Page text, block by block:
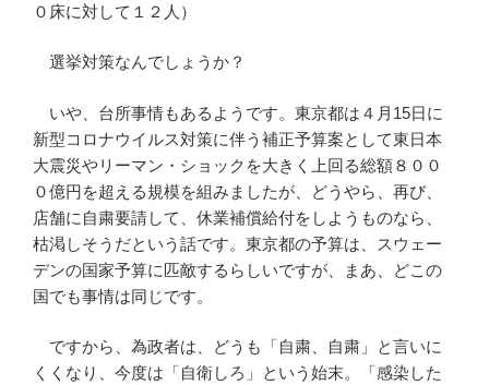
０床に対して１２人）
選挙対策なんでしょうか？
いや、台所事情もあるようです。東京都は４月15日に
新型コロナウイルス対策に伴う補正予算案として東日本
大震災やリーマン・ショックを大きく上回る総額８００
０億円を超える規模を組みましたが、どうやら、再び、
店舗に自粛要請して、休業補償給付をしようものなら、
枯渇しそうだという話です。東京都の予算は、スウェー
デンの国家予算に匹敵するらしいですが、まあ、どこの
国でも事情は同じです。
ですから、為政者は、どうも「自粛、自粛」と言いに
くくなり、今度は「自衛しろ」という始末。「感染した